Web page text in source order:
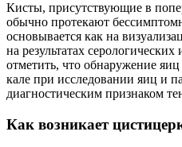
Кисты, присутствующие в
обычно протекают
основывается как на
на результатах
отметить, что обнаружение
кале при исследовании яиц и
диагностическим признаком
Как возникает